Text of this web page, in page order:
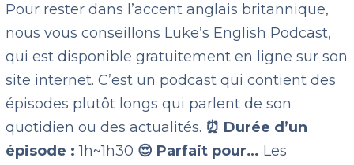
Pour rester dans l’accent anglais britannique,
nous vous conseillons Luke’s English Podcast,
qui est disponible gratuitement en ligne sur son
site internet. C’est un podcast qui contient des
épisodes plutôt longs qui parlent de son
quotidien ou des actualités. ⏰ Durée d’un
épisode :1h~1h30 😍 Parfait pour… Les